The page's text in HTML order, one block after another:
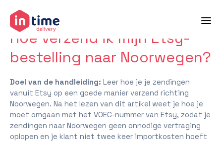
terug naar helpcenter
Hoe verzend ik mijn Etsy-
bestelling naar Noorwegen?
Doel van de handleiding: Leer hoe je je zendingen
vanuit Etsy op een goede manier verzend richting
Noorwegen. Na het lezen van dit artikel weet je hoe je
moet omgaan met het VOEC-nummer van Etsy, zodat je
zendingen naar Noorwegen geen onnodige vertraging
oplopen en je klant niet twee keer importkosten hoeft